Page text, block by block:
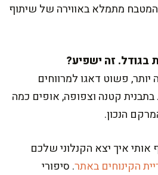
המטבח מתמלא באווירה של שיתוף
פשוט דאגו למרווחים
בתבנית קטנה וצפופה, אופים כמה
הנכון.
איך יצא הקנלוני שלכם
הקינוחים באתר. סיפורי